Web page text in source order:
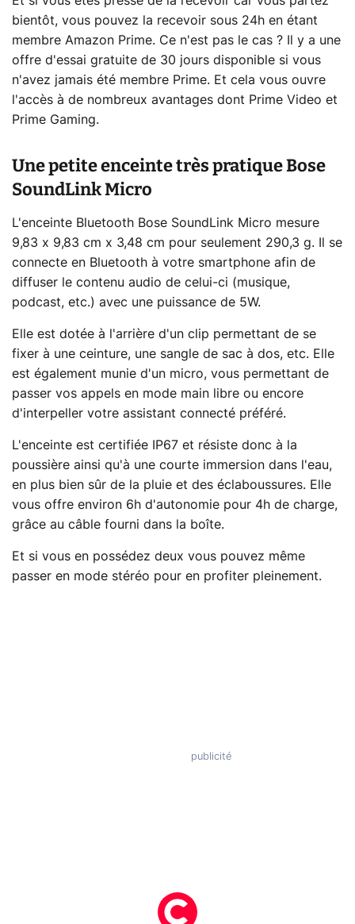
bientôt, vous pouvez la recevoir sous 24h en étant
membre Amazon Prime. Ce n'est pas le cas ? Il y a une
offre d'essai gratuite de 30 jours disponible si vous
n'avez jamais été membre Prime. Et cela vous ouvre
l'accès à de nombreux avantages dont Prime Video et
Prime Gaming.
Une petite enceinte très pratique Bose
SoundLink Micro
L'enceinte Bluetooth Bose SoundLink Micro mesure
9,83 x 9,83 cm x 3,48 cm pour seulement 290,3 g. Il se
connecte en Bluetooth à votre smartphone afin de
diffuser le contenu audio de celui-ci (musique,
podcast, etc.) avec une puissance de 5W.
Elle est dotée à l'arrière d'un clip permettant de se
fixer à une ceinture, une sangle de sac à dos, etc. Elle
est également munie d'un micro, vous permettant de
passer vos appels en mode main libre ou encore
d'interpeller votre assistant connecté préféré.
L'enceinte est certifiée IP67 et résiste donc à la
poussière ainsi qu'à une courte immersion dans l'eau,
en plus bien sûr de la pluie et des éclaboussures. Elle
vous offre environ 6h d'autonomie pour 4h de charge,
grâce au câble fourni dans la boîte.
Et si vous en possédez deux vous pouvez même
passer en mode stéréo pour en profiter pleinement.